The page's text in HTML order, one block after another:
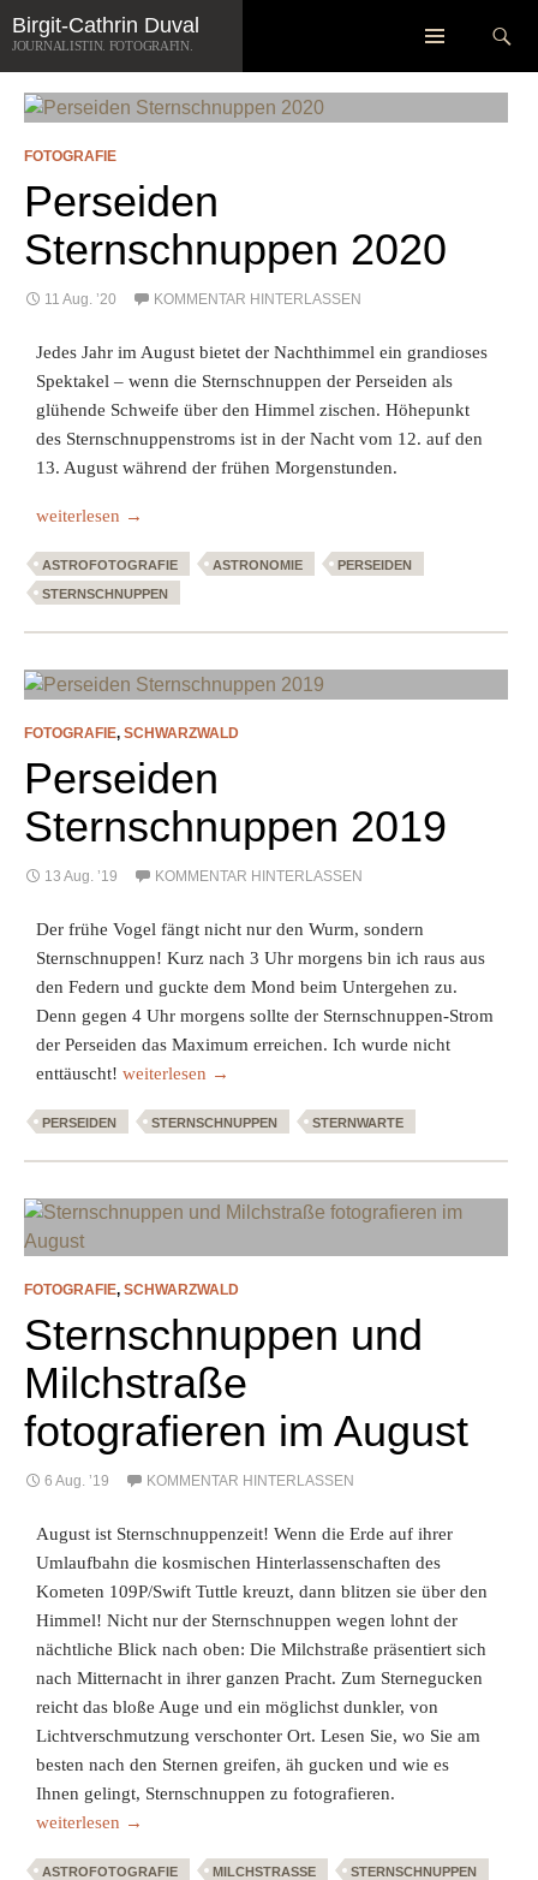
Zum
Inhalt
springen
Suchen
SCHLAGWORT-ARCHIV: STERNSCHNUPPEN
FOTOGRAFIE
Perseiden
Sternschnuppen 2020
11 Aug. ’20 KOMMENTAR HINTERLASSEN
Jedes Jahr im August bietet der Nachthimmel ein grandioses
Spektakel – wenn die Sternschnuppen der Perseiden als
glühende Schweife über den Himmel zischen. Höhepunkt
des Sternschnuppenstroms ist in der Nacht vom 12. auf den
13. August während der frühen Morgenstunden.
Perseiden Sternschnuppen 2020
weiterlesen →
ASTROFOTOGRAFIE ASTRONOMIE
PERSEIDEN
STERNSCHNUPPEN
FOTOGRAFIE, SCHWARZWALD
Perseiden
Sternschnuppen 2019
13 Aug. ’19 KOMMENTAR HINTERLASSEN
Der frühe Vogel fängt nicht nur den Wurm, sondern
Sternschnuppen! Kurz nach 3 Uhr morgens bin ich raus aus
den Federn und guckte dem Mond beim Untergehen zu.
Denn gegen 4 Uhr morgens sollte der Sternschnuppen-Strom
der Perseiden das Maximum erreichen. Ich wurde nicht
enttäuscht!Perseiden Sternschnuppen 2019
weiterlesen →
PERSEIDEN STERNSCHNUPPEN STERNWARTE
FOTOGRAFIE, SCHWARZWALD
Sternschnuppen und
Milchstraße
fotografieren im August
6 Aug. ’19 KOMMENTAR HINTERLASSEN
August ist Sternschnuppenzeit! Wenn die Erde auf ihrer
Umlaufbahn die kosmischen Hinterlassenschaften des
Kometen 109P/Swift Tuttle kreuzt, dann blitzen sie über den
Himmel! Nicht nur der Sternschnuppen wegen lohnt der
nächtliche Blick nach oben: Die Milchstraße präsentiert sich
nach Mitternacht in ihrer ganzen Pracht. Zum Sternegucken
reicht das bloße Auge und ein möglichst dunkler, von
Lichtverschmutzung verschonter Ort. Lesen Sie, wo Sie am
besten nach den Sternen greifen, äh gucken und wie es
Ihnen gelingt, Sternschnuppen zu fotografieren.
Sternschnuppen und Milchstraße fotografieren im August
weiterlesen →
ASTROFOTOGRAFIE MILCHSTRASSE
STERNSCHNUPPEN
Birgit-Cathrin Duval
JOURNALISTIN. FOTOGRAFIN.